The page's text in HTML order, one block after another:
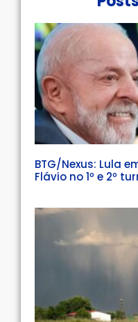
BTG/Nexus: Lula
Flávio no 1º e 2º